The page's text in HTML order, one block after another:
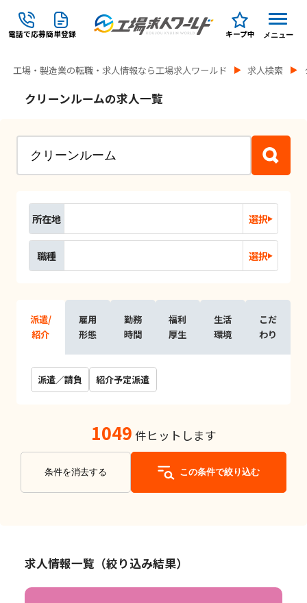
電話で応募簡単登録 キープ中 メニュー
工場・製造業の転職・求人情報なら工場求人ワールド 求人検索
クリーンルームの求人一覧
所在地 選択
職種 選択
派遣/
紹介
雇用
形態
勤務
時間
福利
厚生
生活
環境
こだ
わり
派遣／請負 紹介予定派遣
1049 件ヒットします
条件を消去する この条件で絞り込む
求人情報一覧（絞り込み結果）